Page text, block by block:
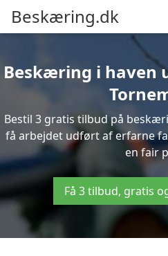
Beskæring.dk
Beskæring i haven
Bestil 3 gratis tilbud på
få arbejdet udført af erfarne
en fair
Få 3 tilbud, gratis